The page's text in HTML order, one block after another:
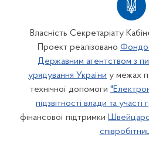
Власність Секретаріату
Проект реалізовано
Державним агентством з
урядування України у межах
технічної допомоги
підзвітності влади та участі
фінансової підтримки